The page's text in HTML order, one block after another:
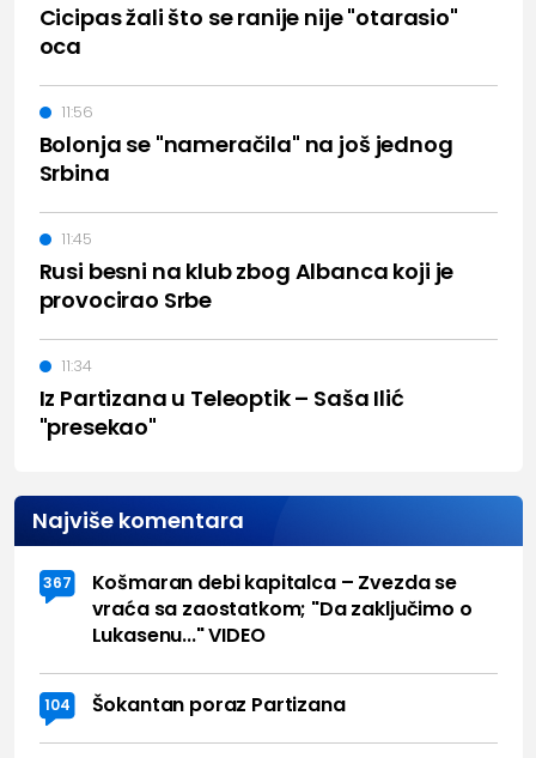
Cicipas žali što se ranije nije "otarasio"
oca
Bolonja se "nameračila" na još jednog
Srbina
11:56
Rusi besni na klub zbog Albanca koji je
provocirao Srbe
11:45
Iz Partizana u Teleoptik – Saša Ilić
"presekao"
11:34
Najviše komentara
367
Košmaran debi kapitalca – Zvezda se
vraća sa zaostatkom; "Da zaključimo o
Lukasenu..." VIDEO
104 Šokantan poraz Partizana